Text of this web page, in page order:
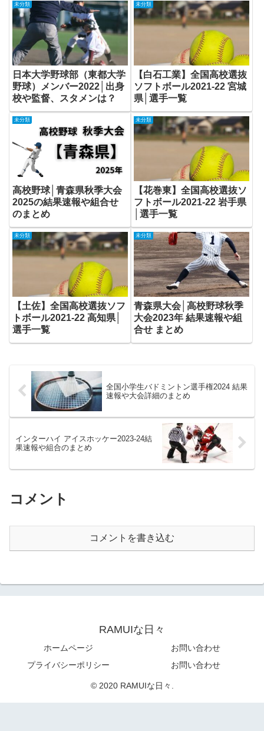
未分類
日本大学野球部（東都大学
野球）メンバー2022│出身
校や監督、スタメンは？
未分類
【白石工業】全国高校選抜
ソフトボール2021-22 宮城
県│選手一覧
未分類
高校野球│青森県秋季大会
2025の結果速報や組合せ
のまとめ
未分類
【花巻東】全国高校選抜ソ
フトボール2021-22 岩手県
│選手一覧
未分類
【土佐】全国高校選抜ソフ
トボール2021-22 高知県│
選手一覧
未分類
青森県大会│高校野球秋季
大会2023年 結果速報や組
合せ まとめ
全国小学生バドミントン選手権2024 結果
速報や大会詳細のまとめ
インターハイ アイスホッケー2023-24結
果速報や組合のまとめ
コメント
コメントを書き込む
RAMUIな日々
ホームページ
お問い合わせ
プライバシーポリシー
お問い合わせ
© 2020 RAMUIな日々.